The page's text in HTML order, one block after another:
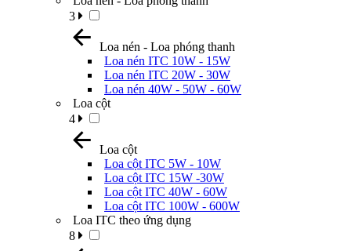
3
Loa nén - Loa phóng thanh
Loa nén ITC 10W - 15W
Loa nén ITC 20W - 30W
Loa nén 40W - 50W - 60W
Loa cột
4
Loa cột
Loa cột ITC 5W - 10W
Loa cột ITC 15W -30W
Loa cột ITC 40W - 60W
Loa cột ITC 100W - 600W
Loa ITC theo ứng dụng
8